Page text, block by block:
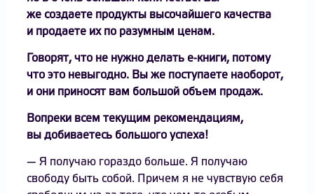
же создаете продукты высочайшего качества
и продаете их по разумным ценам.
Говорят, что не нужно делать е-книги, потому
что это невыгодно. Вы же поступаете наоборот,
и они приносят вам большой объем продаж.
Вопреки всем текущим рекомендациям,
вы добиваетесь большого успеха!
— Я получаю гораздо больше. Я получаю
свободу быть собой. Причем я не чувствую себя